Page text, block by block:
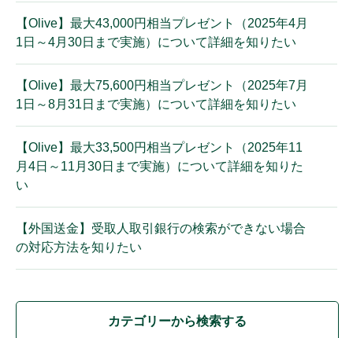
【Olive】最大43,000円相当プレゼント（2025年4月
1日～4月30日まで実施）について詳細を知りたい
【Olive】最大75,600円相当プレゼント（2025年7月
1日～8月31日まで実施）について詳細を知りたい
【Olive】最大33,500円相当プレゼント（2025年11
月4日～11月30日まで実施）について詳細を知りた
い
【外国送金】受取人取引銀行の検索ができない場合
の対応方法を知りたい
カテゴリーから検索する